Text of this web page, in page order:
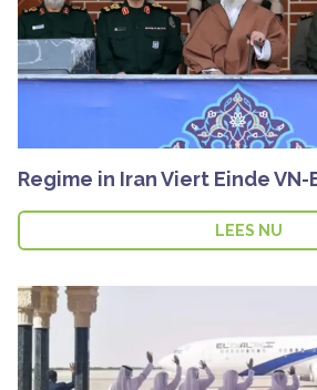
Regime in Iran Viert Einde VN-
LEES NU